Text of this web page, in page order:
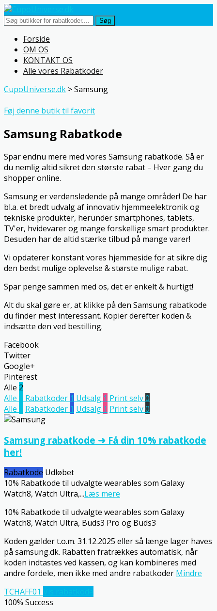
Søg
Skip
content
Forside
OM OS
KONTAKT OS
Alle vores Rabatkoder
CupoUniverse.dk >Samsung
Føj denne butik til favorit
Samsung Rabatkode
Spar endnu mere med vores Samsung rabatkode. Så er
du nemlig altid sikret den største rabat – Hver gang du
shopper online.
Samsung er verdensledende på mange områder! De har
bl.a. et bredt udvalg af innovativ hjemmeelektronik og
tekniske produkter, herunder smartphones, tablets,
TV'er, hvidevarer og mange forskellige smart produkter.
Desuden har de altid stærke tilbud på mange varer!
Vi opdaterer konstant vores hjemmeside for at sikre dig
den bedst mulige oplevelse & største mulige rabat.
Spar penge sammen med os, det er enkelt & hurtigt!
Alt du skal gøre er, at klikke på den Samsung rabatkode
du finder mest interessant. Kopier derefter koden &
indsætte den ved bestilling.
Facebook
Twitter
Google+
Pinterest
Alle 2
Alle
Rabatkoder 1 Udsalg 1 Print selv0
Alle
Rabatkoder 1 Udsalg 1 Print selv0
Samsung rabatkode ➜ Få din 10% rabatkode
her!
Rabatkode Udløbet
10% Rabatkode til udvalgte wearables som Galaxy
Watch8, Watch Ultra,...Læs mere
10% Rabatkode til udvalgte wearables som Galaxy
Watch8, Watch Ultra, Buds3 Pro og Buds3
Koden gælder t.o.m. 31.12.2025 eller så længe lager haves
på samsung.dk. Rabatten fratrækkes automatisk, når
koden indtastes ved kassen, og kan kombineres med
andre fordele, men ikke med andre rabatkoder Mindre
TCHAFF01
100% Success